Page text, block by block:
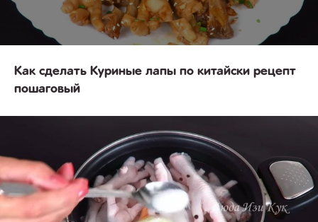
Как сделать Куриные лапы по китайски рецепт
пошаговый